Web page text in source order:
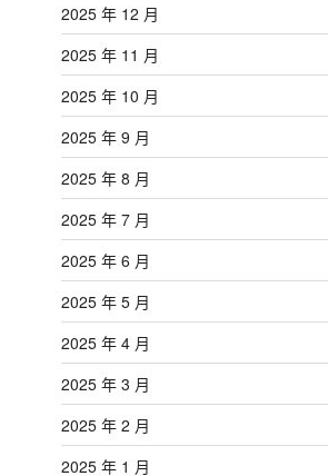
2025 年 12 月
2025 年 11 月
2025 年 10 月
2025 年 9 月
2025 年 8 月
2025 年 7 月
2025 年 6 月
2025 年 5 月
2025 年 4 月
2025 年 3 月
2025 年 2 月
2025 年 1 月